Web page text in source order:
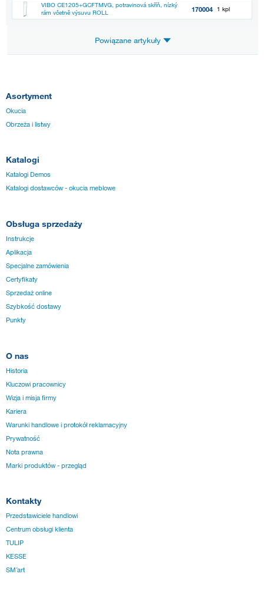
VIBO CE1205+GCFTMVG, potravinová skříň, nízký
rám včetně výsuvu ROLL
170004 1 kpl
Powiązane artykuły
Asortyment
Okucia
Obrzeża i listwy
Katalogi
Katalogi Demos
Katalogi dostawców - okucia meblowe
Obsługa sprzedaży
Instrukcje
Aplikacja
Specjalne zamówienia
Certyfikaty
Sprzedaż online
Szybkość dostawy
Punkty
O nas
Historia
Kluczowi pracownicy
Wizja i misja firmy
Kariera
Warunki handlowe i protokół reklamacyjny
Prywatność
Nota prawna
Marki produktów - przegląd
Kontakty
Przedstawiciele handlowi
Centrum obsługi klienta
TULIP
KESSE
SM´art